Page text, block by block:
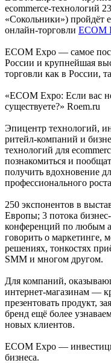
ecommerce-технологий
«Сокольники») пройдёт
онлайн-торговли ECOM
ECOM Expo — самое
России и крупнейшая
торговли как в России,
«ECOM Expo: Если вас
существуете?» Roem.ru
Эпицентр технологий,
ритейл-компаний и
технологий для
познакомиться и
получить вдохновение
профессионального
250 экспонентов в
Европы; 3 потока
конференций по любым
говорить о маркетинге,
решениях, тонкостях
SMM и многом другом.
Для компаний,
интернет-магазинам —
презентовать продукт,
бренд ещё более
новых клиентов.
ECOM Expo —
бизнеса.